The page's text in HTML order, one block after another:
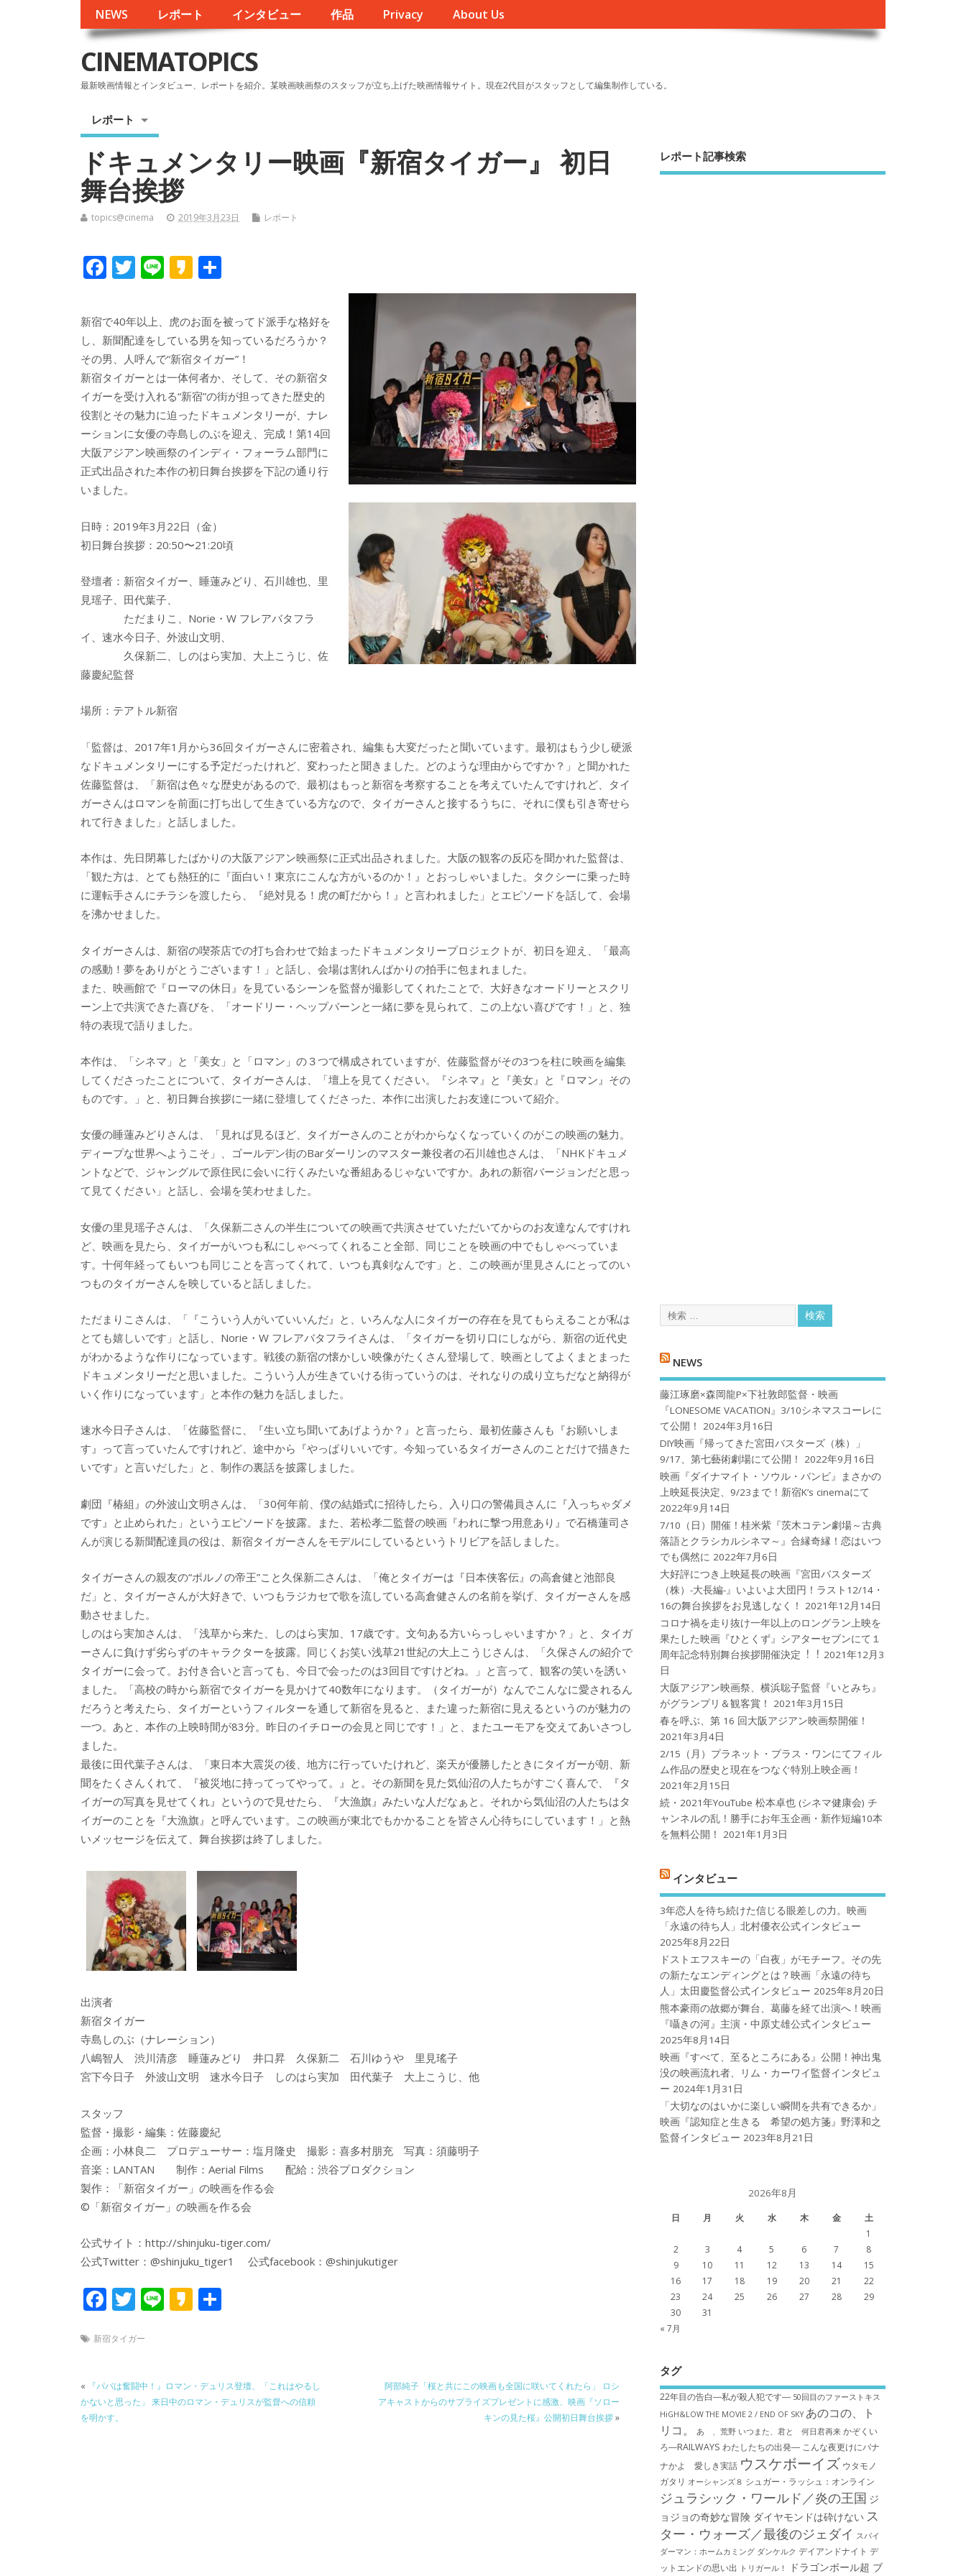
NEWS レポート インタビュー 作品 Privacy About Us
CINEMATOPICS
最新映画情報とインタビュー、レポートを紹介。某映画映画祭のスタッフが立ち上げた映画情報サイト。現在2代目がスタッフとして編集制作している。
レポート
ドキュメンタリー映画『新宿タイガー』 初日
舞台挨拶
topics@cinema 2019年3月23日 レポート
F
e
b
o
o
k
T
itt
er
Li
e
K
k
a
o
新宿で40年以上、虎のお面を被ってド派手な格好を
し、新聞配達をしている男を知っているだろうか？
その男、人呼んで“新宿タイガー”！
新宿タイガーとは一体何者か、そして、その新宿タ
イガーを受け入れる“新宿”の街が担ってきた歴史的
役割とその魅力に迫ったドキュメンタリーが、ナレ
ーションに女優の寺島しのぶを迎え、完成！第14回
大阪アジアン映画祭のインディ・フォーラム部門に
正式出品された本作の初日舞台挨拶を下記の通り行
いました。
日時：2019年3月22日（金）
初日舞台挨拶：20:50〜21:20頃
登壇者：新宿タイガー、睡蓮みどり、石川雄也、里
見瑶子、田代葉子、
ただまりこ、Norie・W フレアバタフラ
イ、速水今日子、外波山文明、
久保新二、しのはら実加、大上こうじ、佐
藤慶紀監督
場所：テアトル新宿
「監督は、2017年1月から36回タイガーさんに密着され、編集も大変だったと聞いています。最初はもう少し硬派
なドキュメンタリーにする予定だったけれど、変わったと聞きました。どのような理由からですか？」と聞かれた
佐藤監督は、「新宿は色々な歴史があるので、最初はもっと新宿を考察することを考えていたんですけれど、タイ
ガーさんはロマンを前面に打ち出して生きている方なので、タイガーさんと接するうちに、それに僕も引き寄せら
れて行きました」と話しました。
本作は、先日閉幕したばかりの大阪アジアン映画祭に正式出品されました。大阪の観客の反応を聞かれた監督は、
「観た方は、とても熱狂的に『面白い！東京にこんな方がいるのか！』とおっしゃいました。タクシーに乗った時
に運転手さんにチラシを渡したら、『絶対見る！虎の町だから！』と言われました」とエピソードを話して、会場
を沸かせました。
タイガーさんは、新宿の喫茶店での打ち合わせで始まったドキュメンタリープロジェクトが、初日を迎え、「最高
の感動！夢をありがとうございます！」と話し、会場は割れんばかりの拍手に包まれました。
また、映画館で『ローマの休日』を見ているシーンを監督が撮影してくれたことで、大好きなオードリーとスクリ
ーン上で共演できた喜びを、「オードリー・ヘップバーンと一緒に夢を見られて、この上ない喜びです！」と、独
特の表現で語りました。
本作は、「シネマ」と「美女」と「ロマン」の３つで構成されていますが、佐藤監督がその3つを柱に映画を編集
してくださったことについて、タイガーさんは、「壇上を見てください。『シネマ』と『美女』と『ロマン』その
ものです。」と、初日舞台挨拶に一緒に登壇してくださった、本作に出演したお友達について紹介。
女優の睡蓮みどりさんは、「見れば見るほど、タイガーさんのことがわからなくなっていくのがこの映画の魅力。
ディープな世界へようこそ」、ゴールデン街のBarダーリンのマスター兼役者の石川雄也さんは、「NHKドキュメ
ントなどで、ジャングルで原住民に会いに行くみたいな番組あるじゃないですか。あれの新宿バージョンだと思っ
て見てください」と話し、会場を笑わせました。
女優の里見瑶子さんは、「久保新二さんの半生についての映画で共演させていただいてからのお友達なんですけれ
ど、映画を見たら、タイガーがいつも私にしゃべってくれること全部、同じことを映画の中でもしゃべっていま
す。十何年経ってもいつも同じことを言ってくれて、いつも真剣なんです」と、この映画が里見さんにとってのい
つものタイガーさんを映していると話しました。
ただまりこさんは、「『こういう人がいていいんだ』と、いろんな人にタイガーの存在を見てもらえることが私は
とても嬉しいです」と話し、Norie・W フレアバタフライさんは、「タイガーを切り口にしながら、新宿の近代史
がわかるような作りになっています。戦後の新宿の懐かしい映像がたくさん登場して、映画としてよくまとまった
ドキュメンタリーだと思いました。こういう人が生きていける街っていうのは、それなりの成り立ちだなと納得が
いく作りになっています」と本作の魅力を話しました。
速水今日子さんは、「佐藤監督に、『生い立ち聞いてあげようか？』と言ったら、最初佐藤さんも『お願いしま
す』って言っていたんですけれど、途中から『やっぱりいいです。今知っているタイガーさんのことだけで描きた
いです』と言いだした」と、制作の裏話を披露しました。
劇団『椿組』の外波山文明さんは、「30何年前、僕の結婚式に招待したら、入り口の警備員さんに『入っちゃダメ
です』と止められた」というエピソードを披露。また、若松孝二監督の映画『われに撃つ用意あり』で石橋蓮司さ
んが演じる新聞配達員の役は、新宿タイガーさんをモデルにしているというトリビアを話しました。
タイガーさんの親友の“ポルノの帝王”こと久保新二さんは、「俺とタイガーは『日本侠客伝』の高倉健と池部良
だ」と、タイガーさんが大好きで、いつもラジカセで歌を流している高倉健さんの名前を挙げ、タイガーさんを感
動させました。
しのはら実加さんは、「浅草から来た、しのはら実加、17歳です。文句ある方いらっしゃいますか？」と、タイガ
ーさんに負けず劣らずのキャラクターを披露。同じくお笑い浅草21世紀の大上こうじさんは、「久保さんの紹介で
タイガーに会って。お付き合いと言っても、今日で会ったのは3回目ですけどね。」と言って、観客の笑いを誘い
ました。「高校の時から新宿でタイガーを見かけて40数年になります。（タイガーが）なんでこんなに愛されるん
だろうと考えたら、タイガーというフィルターを通して新宿を見ると、また違った新宿に見えるというのが魅力の
一つ。あと、本作の上映時間が83分。昨日のイチローの会見と同じです！」と、またユーモアを交えてあいさつし
ました。
最後に田代葉子さんは、「東日本大震災の後、地方に行っていたけれど、楽天が優勝したときにタイガーが朝、新
聞をたくさんくれて、『被災地に持ってってやって。』と。その新聞を見た気仙沼の人たちがすごく喜んで、『タ
イガーの写真を見せてくれ』というので見せたら、『大漁旗』みたいな人だなぁと。それから気仙沼の人たちはタ
イガーのことを『大漁旗』と呼んでいます。この映画が東北でもかかることを皆さん心待ちにしています！」と熱
いメッセージを伝えて、舞台挨拶は終了しました。
出演者
新宿タイガー
寺島しのぶ（ナレーション）
八嶋智人 渋川清彦 睡蓮みどり 井口昇 久保新二 石川ゆうや 里見瑤子
宮下今日子 外波山文明 速水今日子 しのはら実加 田代葉子 大上こうじ、他
スタッフ
監督・撮影・編集：佐藤慶紀
企画：小林良二 プロデューサー：塩月隆史 撮影：喜多村朋充 写真：須藤明子
音楽：LANTAN 制作：Aerial Films 配給：渋谷プロダクション
製作：「新宿タイガー」の映画を作る会
©「新宿タイガー」の映画を作る会
公式サイト：http://shinjuku-tiger.com/
公式Twitter：@shinjuku_tiger1 公式facebook：@shinjukutiger
F
e
o
o
T
itt
Li K
o
新宿タイガー
«
『パパは奮闘中！』ロマン・デュリス登壇、「これはやるし
かないと思った」 来日中のロマン・デュリスが監督への信頼
を明かす。
阿部純子「桜と共にこの映画も全国に咲いてくれたら」 ロシ
アキャストからのサプライズプレゼントに感激、映画『ソロー
キンの見た桜』公開初日舞台挨拶»
レポート記事検索
NEWS
藤江琢磨×森岡龍P×下社敦郎監督・映画
『LONESOME VACATION』3/10シネマスコーレに
て公開！
2024年3月16日
DIY映画『帰ってきた宮田バスターズ（株）」
9/17、第七藝術劇場にて公開！
2022年9月16日
映画『ダイナマイト・ソウル・バンビ』まさかの
上映延長決定、9/23まで！新宿K’s cinemaにて
2022年9月14日
7/10（日）開催！桂米紫『茨木コテン劇場～古典
落語とクラシカルシネマ～』合縁奇縁！恋はいつ
でも偶然に 2022年7月6日
大好評につき上映延長の映画『宮田バスターズ
（株）-大長編-』いよいよ大団円！ラスト12/14・
16の舞台挨拶をお見逃しなく！
2021年12月14日
コロナ禍を⾛り抜け⼀年以上のロングラン上映を
果たした映画『ひとくず』シアターセブンにて１
周年記念特別舞台挨拶開催決定︕︕ 2021年12月3
日
大阪アジアン映画祭、横浜聡子監督『いとみち』
がグランプリ＆観客賞！
2021年3月15日
春を呼ぶ、第 16 回大阪アジアン映画祭開催！
2021年3月4日
2/15（月）プラネット・プラス・ワンにてフィル
ム作品の歴史と現在をつなぐ特別上映企画！
2021年2月15日
続・2021年YouTube 松本卓也 (シネマ健康会) チ
ャンネルの乱！勝手にお年玉企画・新作短編10本
を無料公開！
2021年1月3日
インタビュー
3年恋人を待ち続けた信じる眼差しの力。映画
「永遠の待ち人」北村優衣公式インタビュー
2025年8月22日
ドストエフスキーの「白夜」がモチーフ。その先
の新たなエンディングとは？映画「永遠の待ち
人」太田慶監督公式インタビュー 2025年8月20日
熊本豪雨の故郷が舞台、葛藤を経て出演へ！映画
『囁きの河』主演・中原丈雄公式インタビュー
2025年8月14日
映画『すべて、至るところにある』公開！神出鬼
没の映画流れ者、リム・カーワイ監督インタビュ
ー 2024年1月31日
「大切なのはいかに楽しい瞬間を共有できるか」
映画『認知症と生きる 希望の処方箋』野澤和之
監督インタビュー 2023年8月21日
2026年8月
日 月 火 水 木 金
土
1
2
3 4 5 6 7
8
9
10 11 12 13 14
15
16
17 18 19 20 21
22
23
24 25 26 27 28
29
30
31
« 7月
タグ
22年目の告白―私が殺人犯です― 50回目のファーストキス
HiGH&LOW THE MOVIE 2 / END OF SKY あのコの、ト
リコ。
あゝ、荒野 いつまた、君と 何日君再来 かぞくい
ろ―RAILWAYS わたしたちの出発― こんな夜更けにバナ
ナかよ 愛しき実話 ウスケボーイズ ウタモノ
ガタリ オーシャンズ８ シュガー・ラッシュ：オ​ンライン
ジュラシック・ワールド／炎の王国 ジ
ョジョの奇妙な冒険 ダイヤモンドは砕けない ス
ター・ウォーズ／最後のジェダイ スパイ
ダーマン：ホームカミング ダンケルク デイアンドナイト デ
ットエンドの思い出
トリガール！ ドラゴンボール超 ブ